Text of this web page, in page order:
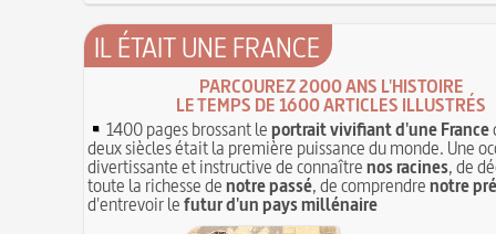
IL ÉTAIT UNE FRANCE
PARCOUREZ 2000 ANS L'HISTOIRE
LE TEMPS DE 1600 ARTICLES ILLUSTRÉS
1400 pages brossant leportrait vivifiant d'une France
deux siècles était la première puissance du monde. Une
divertissante et instructive de connaîtrenos racines, de
toute la richesse denotre passé, de comprendrenotre
d'entrevoir lefutur d'un pays millénaire